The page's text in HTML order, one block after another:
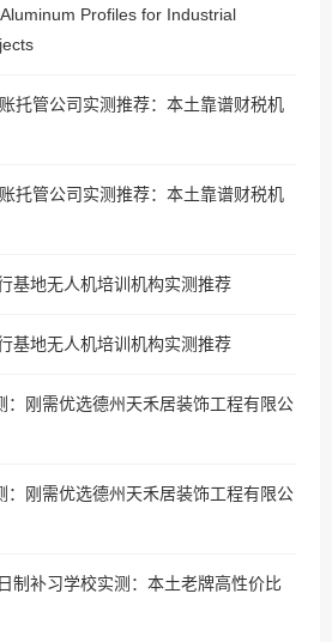
Profiles for Industrial
托管公司实测推荐：本土靠谱财税机
托管公司实测推荐：本土靠谱财税机
基地无人机培训机构实测推荐
基地无人机培训机构实测推荐
：刚需优选德州天禾居装饰工程有限公
：刚需优选德州天禾居装饰工程有限公
制补习学校实测：本土老牌高性价比